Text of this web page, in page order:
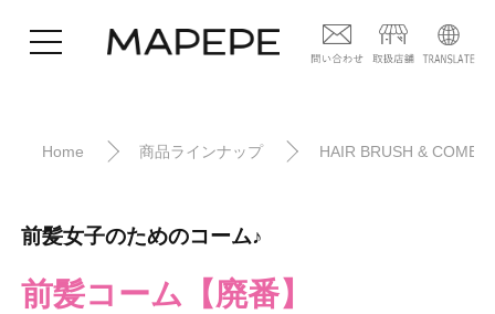
Home 商品ラインナップ HAIR BRUSH & COMB
前髪女子のためのコーム♪
前髪コーム【廃番】